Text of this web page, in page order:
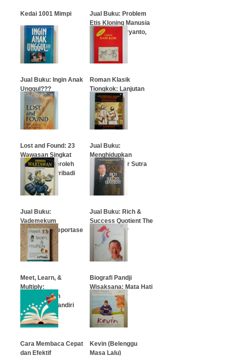
Kedai 1001 Mimpi
Jual Buku: Problem
Etis Kloning Manusia
(C.B. Kusmaryanto,
SCJ)
Jual Buku: Ingin Anak
Unggul???
Roman Klasik
Tiongkok: Lanjutan
Sam Kok
…
Lost and Found: 23
Wawasan Singkat
untuk Memperoleh
Kebebasan Pribadi
…
Jual Buku:
Menghidupkan
Kembali Jalur Sutra
Baru
…
Jual Buku:
Vademekum
Wartawan (Reportase
Dasar)
…
Jual Buku: Rich &
Success Quotient The
Money Maker
…
Meet, Learn, &
Multiply:
Pembelajaran
Wirausaha Mandiri
…
Biografi Pandji
Wisaksana: Mata Hati
Sang Pioneer
Indonesia
…
Cara Membaca Cepat
dan Efektif
Kevin (Belenggu
Masa Lalu)